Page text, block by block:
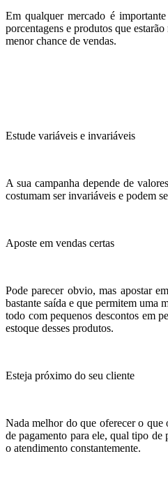
Em qualquer mercado é
porcentagens e produtos que
menor chance de vendas.
Estude variáveis e invariáveis
A sua campanha depende de
costumam ser invariáveis e podem
Aposte em vendas certas
Pode parecer obvio, mas apostar
bastante saída e que permitem uma
todo com pequenos descontos em
estoque desses produtos.
Esteja próximo do seu cliente
Nada melhor do que oferecer o que
de pagamento para ele, qual tipo de
o atendimento constantemente.